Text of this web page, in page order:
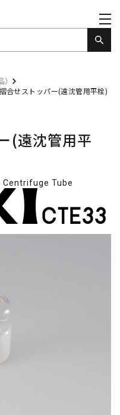
合せストッパー(遠沈管用平栓)
(遠沈管用平
Tube